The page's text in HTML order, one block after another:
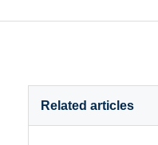
Related articles